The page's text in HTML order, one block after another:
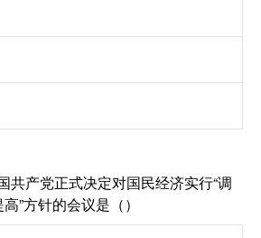
共产党正式决定对国民经济实行“调
”方针的会议是（）